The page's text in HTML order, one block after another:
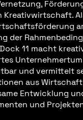
Kreativwirtschaft.
der
11 macht
und vermittelt
aus
Entwicklung
und